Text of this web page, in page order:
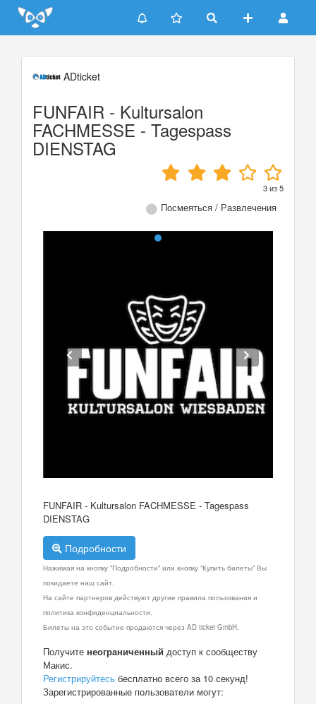
Update cookies preferences
ADticket
FUNFAIR - Kultursalon
FACHMESSE - Tagespass
DIENSTAG
3из5
Посмеяться / Развлечения
FUNFAIR - Kultursalon FACHMESSE - Tagespass
DIENSTAG
Подробности
Нажимая на кнопку "Подробности" или кнопку "Купить билеты" Вы
покидаете наш сайт.
На сайте партнеров действуют другие правила пользования и
политика конфиденциальности.
Билеты на это событие продаются через AD ticket GmbH.
Получите неограниченный доступ к сообществу
Макис.
Регистрируйтесь бесплатно всего за 10 секунд!
Зарегистрированные пользователи могут: